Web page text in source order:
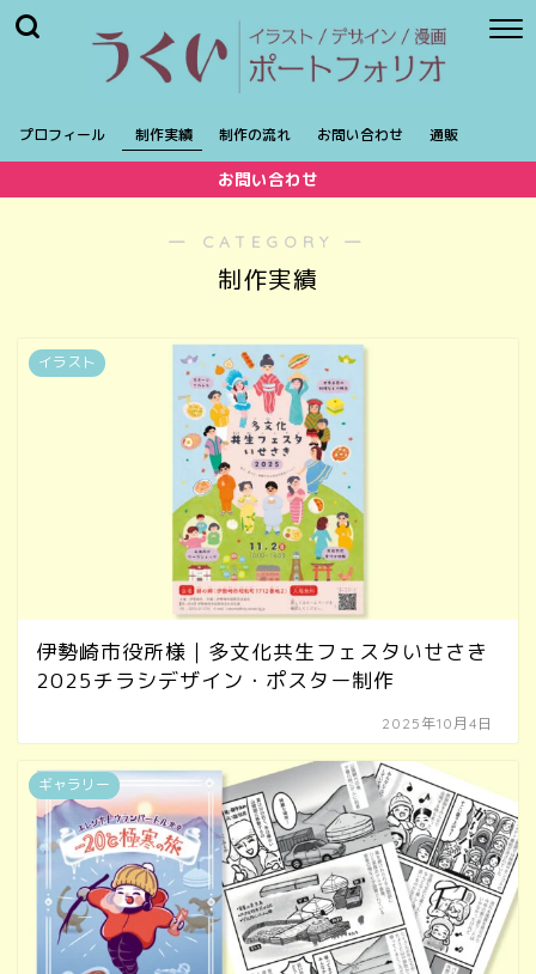
プロフィール 制作実績 制作の流れ お問い合わせ 通販
お問い合わせ
― CATEGORY ―
制作実績
イラスト
伊勢崎市役所様｜多文化共生フェスタいせさき
2025チラシデザイン・ポスター制作
2025年10月4日
ギャラリー